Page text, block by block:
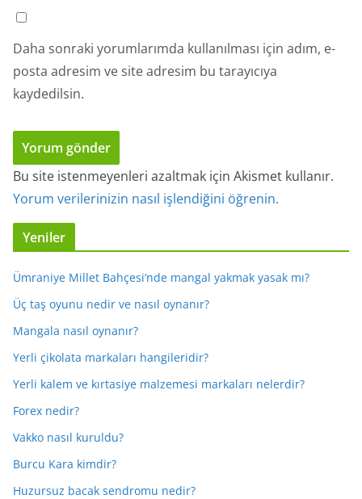
Daha sonraki yorumlarımda kullanılması için adım, e-
posta adresim ve site adresim bu tarayıcıya
kaydedilsin.
Bu site istenmeyenleri azaltmak için Akismet kullanır.
Yorum verilerinizin nasıl işlendiğini öğrenin.
Yeniler
Ümraniye Millet Bahçesi’nde mangal yakmak yasak mı?
Üç taş oyunu nedir ve nasıl oynanır?
Mangala nasıl oynanır?
Yerli çikolata markaları hangileridir?
Yerli kalem ve kırtasiye malzemesi markaları nelerdir?
Forex nedir?
Vakko nasıl kuruldu?
Burcu Kara kimdir?
Huzursuz bacak sendromu nedir?